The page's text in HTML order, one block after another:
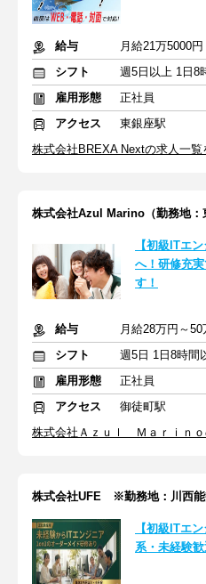
給与
月給21万5000
シフト
週5日以上 1日8
雇用形態
正社員
アクセス
東銀座駅
株式会社BREXA Nextの求人一覧
株式会社Azul Marino（勤務地：
【初級ITエ
へ！研修充
す！
給与
月給28万円～
シフト
週5日 1日8時間
雇用形態
正社員
アクセス
御徒町駅
株式会社Ａｚｕｌ Ｍａｒｉｎｏ
株式会社UFE ※勤務地：川西能
【初級ITエ
系・未経験